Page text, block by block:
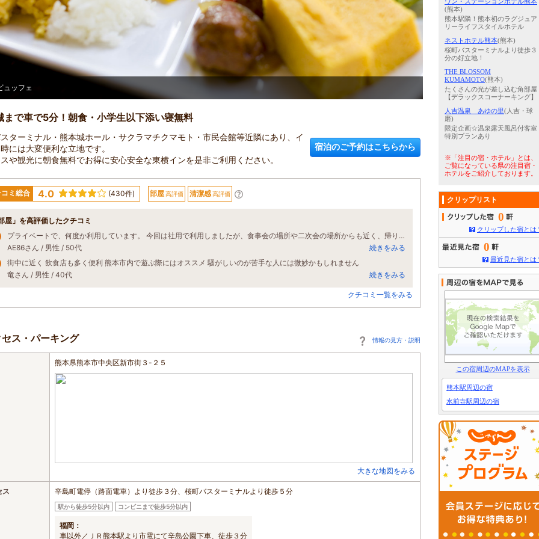
ュッフェ デスク
まで車で5分！朝食・小学生以下添い寝無料
ターミナル・熊本城ホール・サクラマチクマモト・市民会館等近隣にあり、イ
には大変便利な立地です。
や観光に朝食無料でお得に安心安全な東横インを是非ご利用ください。
宿泊のご予約はこちらから
コミ総合 4.0 (430件) 部屋高評価 清潔感高評価
部屋」を高評価したクチコミ
プライベートで、何度か利用しています。 今回は社用で利用しましたが、食事会の場所や二次会の場所からも近く、帰りに迷子にならずに助かります。
AE86さん / 男性 / 50代
続きをみる
街中に近く 飲食店も多く便利 熊本市内で遊ぶ際にはオススメ 騒がしいのが苦手な人には微妙かもしれません
竜さん / 男性 / 40代
続きをみる
クチコミ一覧をみる
セス・パーキング 情報の見方・説明
熊本県熊本市中央区新市街３-２５
大きな地図をみる
ス 辛島町電停（路面電車）より徒歩３分、桜町バスターミナルより徒歩５分
駅から徒歩5分以内 コンビニまで徒歩5分以内
福岡：
車以外／ＪＲ熊本駅より市電にて辛島公園下車、徒歩３分
(熊本)
熊本駅隣！熊本初のラグジュア
リーライフスタイルホテル
ネストホテル熊本(熊本)
桜町バスターミナルより徒歩３
分の好立地！
THE BLOSSOM
KUMAMOTO(熊本)
たくさんの光が差し込む角部屋
【デラックスコーナーキング】
人吉温泉 あゆの里(人吉・球
磨)
限定企画☆温泉露天風呂付客室
特別プランあり
※「注目の宿・ホテル」とは、
ご覧になっている県の注目宿・
ホテルをご紹介しております。
クリップリスト
0
クリップした宿とは
0
最近見た宿とは
この宿周辺のMAPを表示
熊本駅周辺の宿
水前寺駅周辺の宿